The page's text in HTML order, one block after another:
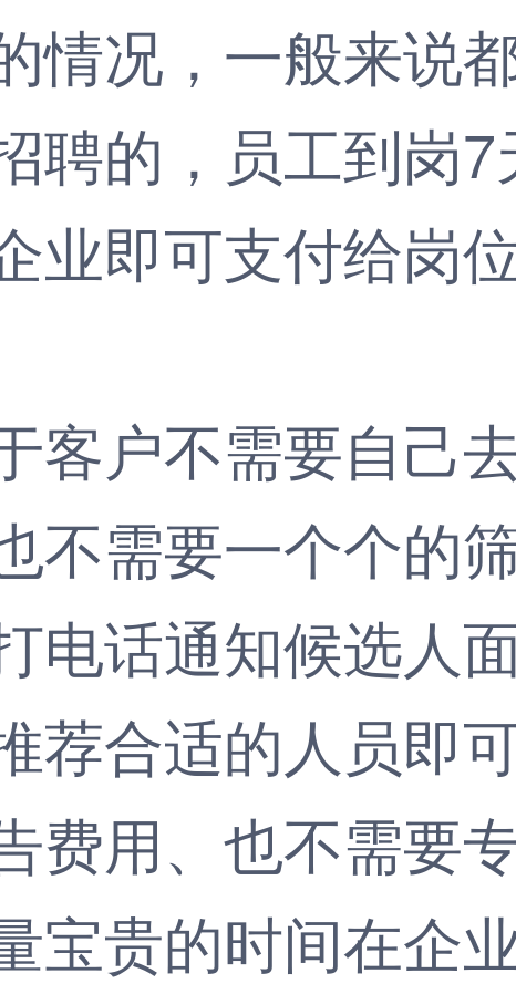
情况，一般来说
聘的，员工到岗7
业即可支付给岗
户不需要自己
不需要一个个的
电话通知候选人
荐合适的人员即
费用、也不需要
宝贵的时间在企